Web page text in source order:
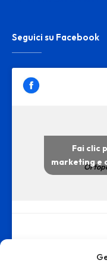
Seguici su Facebook
Fai clic
marketing e